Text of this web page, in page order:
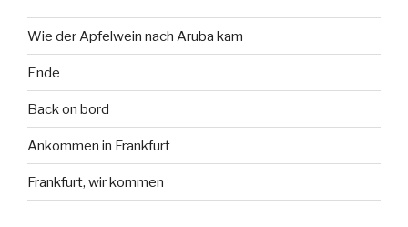
Wie der Apfelwein nach Aruba kam
Ende
Back on bord
Ankommen in Frankfurt
Frankfurt, wir kommen